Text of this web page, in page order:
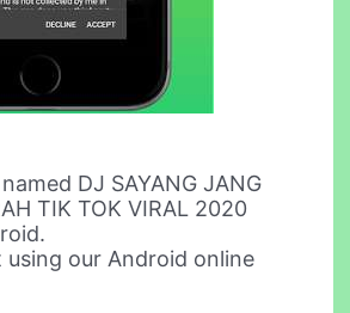
DJ SAYANG JANG
TIK TOK VIRAL 2020
using our Android online